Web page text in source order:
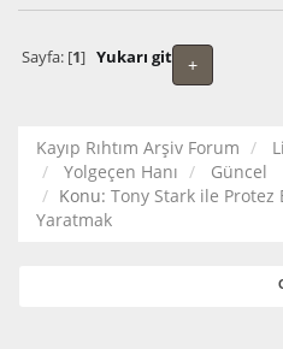
+
Sayfa: [1] Yukarı git
Kayıp Rıhtım Arşiv Forum
Yolgeçen Hanı
Güncel
Konu: Tony Stark ile
Yaratmak